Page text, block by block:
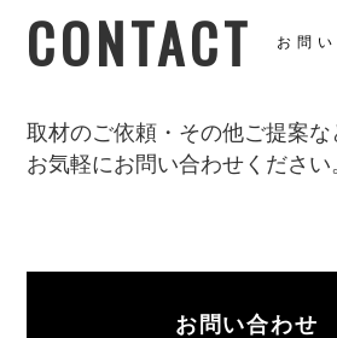
CONTACT お問
取材のご依頼・その他ご提案な
お気軽にお問い合わせください
お問い合わ